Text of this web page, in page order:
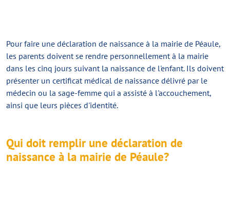
Pour faire une déclaration de naissance à la mairie de Péaule,
les parents doivent se rendre personnellement à la mairie
dans les cinq jours suivant la naissance de l'enfant. Ils doivent
présenter un certificat médical de naissance délivré par le
médecin ou la sage-femme qui a assisté à l'accouchement,
ainsi que leurs pièces d'identité.
Qui doit remplir une déclaration de
naissance à la mairie de Péaule?